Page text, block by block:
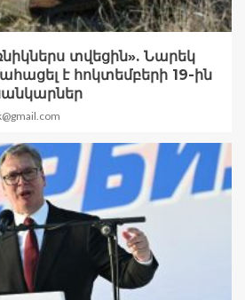
տվեցին». Նարեկ
է հոկտեմբերի 19-ին